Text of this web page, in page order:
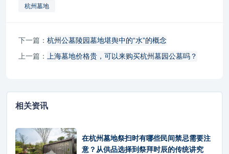
杭州墓地
下一篇： 杭州公墓陵园墓地堪舆中的“水”的概念
上一篇： 上海墓地价格贵，可以来购买杭州墓园公墓吗？
相关资讯
在杭州墓地祭扫时有哪些民间禁忌需要注
意？从供品选择到祭拜时辰的传统讲究